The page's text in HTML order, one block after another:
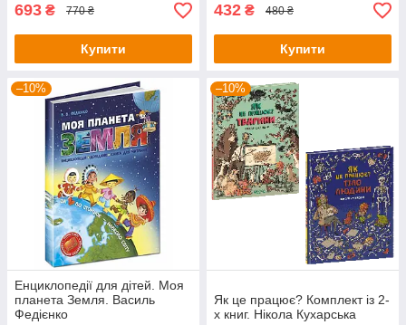
693 ₴ 770 ₴
Купити
432 ₴ 480 ₴
Купити
–10%
Енциклопедії для дітей. Моя
планета Земля. Василь
Федієнко
–10%
Як це працює? Комплект із 2-
х книг. Нікола Кухарська